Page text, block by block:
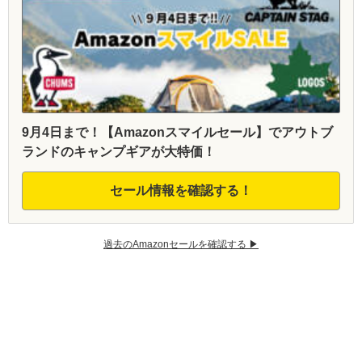
9月4日まで！【Amazonスマイルセール】でアウトブ
ランドのキャンプギアが大特価！
セール情報を確認する！
過去のAmazonセールを確認する ▶︎